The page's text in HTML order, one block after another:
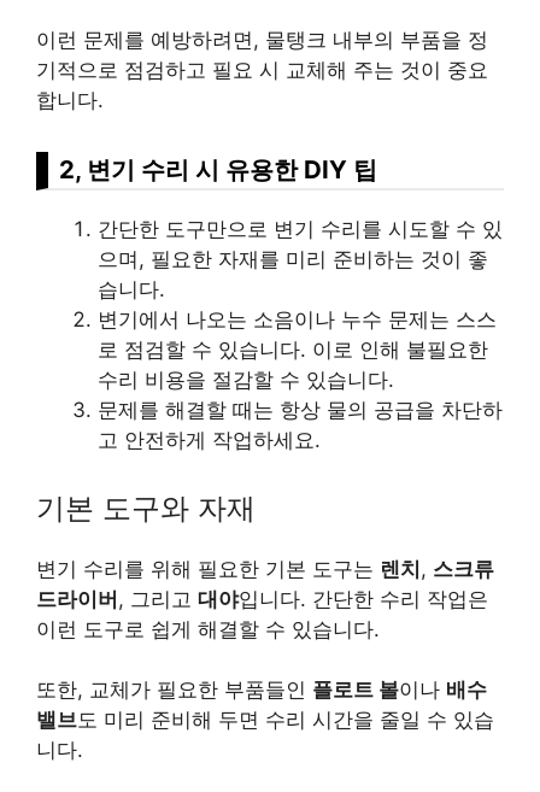
이런 문제를 예방하려면, 물탱크 내부의 부품을 정
기적으로 점검하고 필요 시 교체해 주는 것이 중요
합니다.
2, 변기 수리 시 유용한 DIY 팁
간단한 도구만으로 변기 수리를 시도할 수 있
으며, 필요한 자재를 미리 준비하는 것이 좋
습니다.
변기에서 나오는 소음이나 누수 문제는 스스
로 점검할 수 있습니다. 이로 인해 불필요한
수리 비용을 절감할 수 있습니다.
문제를 해결할 때는 항상 물의 공급을 차단하
고 안전하게 작업하세요.
기본 도구와 자재
변기 수리를 위해 필요한 기본 도구는 렌치, 스크류
드라이버, 그리고 대야입니다. 간단한 수리 작업은
이런 도구로 쉽게 해결할 수 있습니다.
또한, 교체가 필요한 부품들인 플로트 볼이나 배수
밸브도 미리 준비해 두면 수리 시간을 줄일 수 있습
니다.